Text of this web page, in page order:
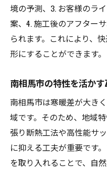
境の予測、3. お客様のラ
案、4. 施工後のアフター
られます。これにより、
形にすることができます。
南相馬市の特性を活かす
南相馬市は寒暖差が大き
域です。そのため、地域
張り断熱工法や高性能サ
に抑える工夫が重要です
を取り入れることで、自